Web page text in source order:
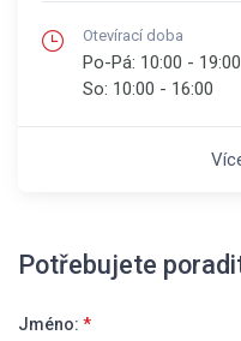
Otevírací doba
Po-Pá: 10:00 - 19:00
So: 10:00 - 16:00
Potřebujete
Jméno: *